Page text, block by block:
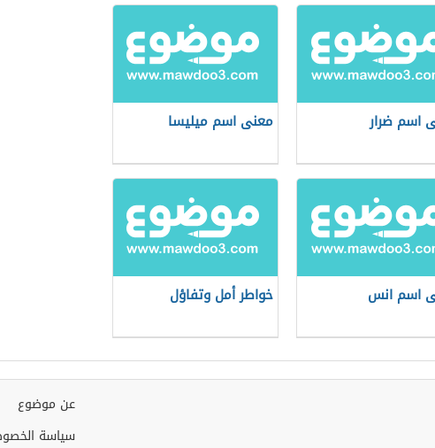
اسم ضرار معنى اسم ميليسا
اسم انس خواطر أمل وتفاؤل
عن موضوع
سياسة